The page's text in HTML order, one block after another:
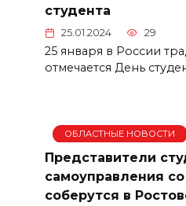
студента
25.01.2024 29
25 января в России
отмечается День
ОБЛАСТНЫЕ НОВОСТИ
Представители
самоуправления
соберутся в